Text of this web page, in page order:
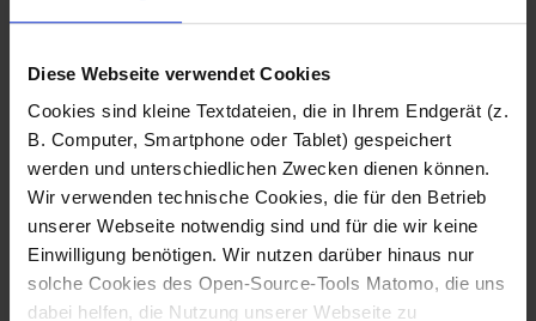
Diese Webseite verwendet Cookies
Cookies sind kleine Textdateien, die in Ihrem Endgerät (z.
B. Computer, Smartphone oder Tablet) gespeichert
werden und unterschiedlichen Zwecken dienen können.
Wir verwenden technische Cookies, die für den Betrieb
unserer Webseite notwendig sind und für die wir keine
Einwilligung benötigen. Wir nutzen darüber hinaus nur
solche Cookies des Open-Source-Tools Matomo, die uns
dabei helfen, die Nutzung unserer Webseite zu
Fotografo: Lorenz
Sternbach
Download
Fotografo: Lorenz
Sternbach
Download